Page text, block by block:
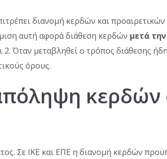
διανομή κερδών και
αυτή αφορά διάθεση κερδών μετά
2. Όταν μεταβληθεί ο τρόπος διάθεσης
όρους.
κερδών
Σε ΙΚΕ και ΕΠΕ η διανομή κερδών